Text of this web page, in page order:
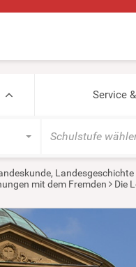
Service
Schulstufe
Landesgeschichte
mit dem Fremden
Die